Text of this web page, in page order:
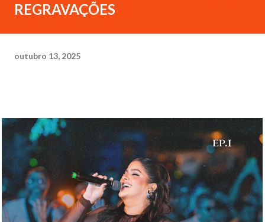
REGRAVAÇÕES
outubro 13, 2025